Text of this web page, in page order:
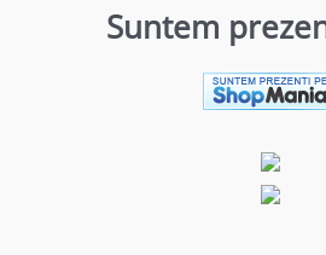
Suntem